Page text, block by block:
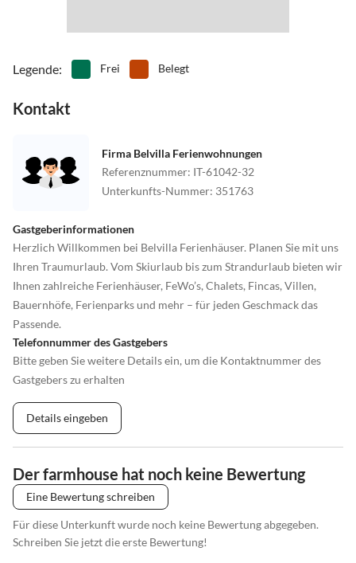
Legende: Frei Belegt
Kontakt
Firma Belvilla Ferienwohnungen
Referenznummer: IT-61042-32
Unterkunfts-Nummer: 351763
Gastgeberinformationen
Herzlich Willkommen bei Belvilla Ferienhäuser. Planen Sie mit uns
Ihren Traumurlaub. Vom Skiurlaub bis zum Strandurlaub bieten wir
Ihnen zahlreiche Ferienhäuser, FeWo’s, Chalets, Fincas, Villen,
Bauernhöfe, Ferienparks und mehr – für jeden Geschmack das
Passende.
Telefonnummer des Gastgebers
Bitte geben Sie weitere Details ein, um die Kontaktnummer des
Gastgebers zu erhalten
Details eingeben
Der farmhouse hat noch keine Bewertung
Eine Bewertung schreiben
Für diese Unterkunft wurde noch keine Bewertung abgegeben.
Schreiben Sie jetzt die erste Bewertung!